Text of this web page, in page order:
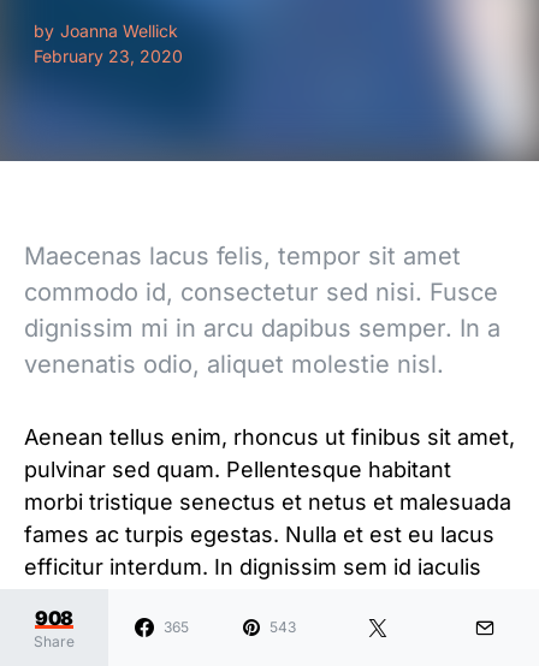
by Joanna Wellick
February 23, 2020
Maecenas lacus felis, tempor sit amet
commodo id, consectetur sed nisi. Fusce
dignissim mi in arcu dapibus semper. In a
venenatis odio, aliquet molestie nisl.
Aenean tellus enim, rhoncus ut finibus sit amet,
pulvinar sed quam. Pellentesque habitant
morbi tristique senectus et netus et malesuada
fames ac turpis egestas. Nulla et est eu lacus
efficitur interdum. In dignissim sem id iaculis
elementum. Praesent cursus nibh ac sem
908
Share
365 543